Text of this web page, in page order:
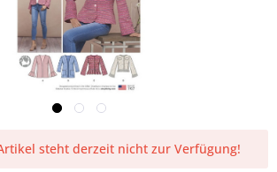
steht derzeit nicht zur Verfügung!